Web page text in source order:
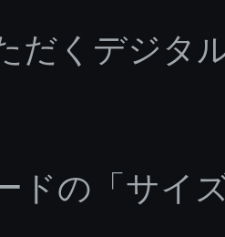
だくデジタ
ドの「サイ